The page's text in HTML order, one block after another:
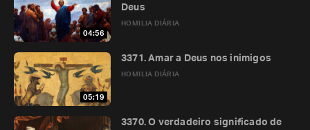
04:56
HOMILIA DIÁRIA
Deus
05:19
HOMILIA DIÁRIA
3371. Amar a Deus nos inimigos
3370. O verdadeiro significado de